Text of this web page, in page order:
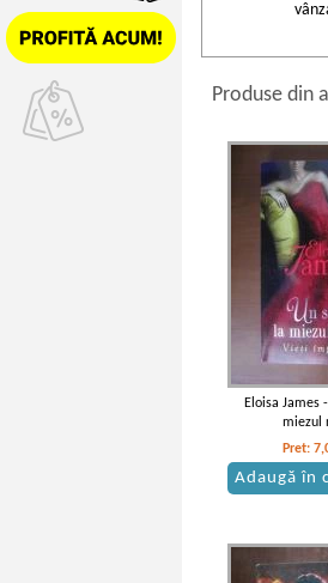
Produse din
Eloisa James
miezul
Pret:
Adaugă în